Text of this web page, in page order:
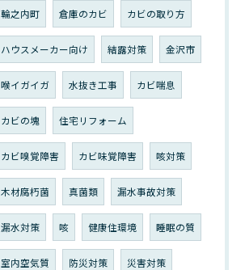
輪之内町 倉庫のカビ カビの取り方
ハウスメーカー向け 結露対策 金沢市
喉イガイガ 水抜き工事 カビ喘息
カビの塊 住宅リフォーム
カビ嗅覚障害 カビ味覚障害 咳対策
木材腐朽菌 真菌類 漏水事故対策
漏水対策 咳 健康住環境 睡眠の質
室内空気質 防災対策 災害対策